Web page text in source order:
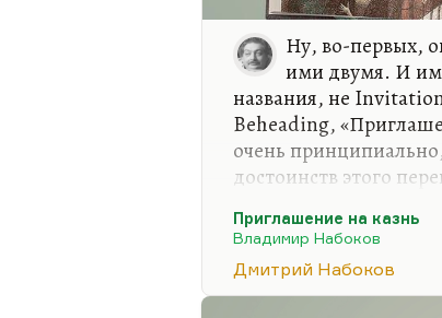
Ну, во-первых,
ими двумя. И
названия, не
Beheading,
очень
достоинств этого
загулок вели себя
разочарован, узнав,
каламбуры в этом
Приглашение на казнь
Владимир Набоков
Дмитрий Набоков